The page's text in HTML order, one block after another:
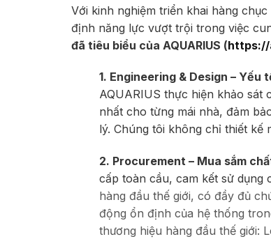
Với kinh nghiệm triển khai hàng
định năng lực vượt trội trong việc
đã tiêu biểu của AQUARIUS (
1. Engineering & Design – Yếu
AQUARIUS thực hiện khảo sát
nhất cho từng mái nhà, đảm
lý. Chúng tôi không chỉ thiết kế
2. Procurement – Mua sắm
cấp toàn cầu, cam kết sử dụng
hàng đầu thế giới, có đầy đủ
động ổn định của hệ thống
thương hiệu hàng đầu thế giới: